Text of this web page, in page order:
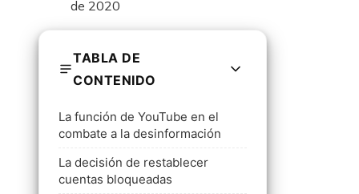
TABLA DE
CONTENIDO
La función de YouTube en el
combate a la desinformación
La decisión de restablecer
cuentas bloqueadas